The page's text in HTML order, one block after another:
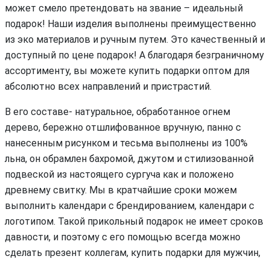
может смело претендовать на звание – идеальный
подарок! Наши изделия выполнены преимущественно
из эко материалов и ручным путем. Это качественный и
доступный по цене подарок! А благодаря безграничному
ассортименту, вы можете купить подарки оптом для
абсолютно всех направлений и пристрастий.
В его составе- натуральное, обработанное огнем
дерево, бережно отшлифованное вручную, панно с
нанесенным рисунком и тесьма выполнены из 100%
льна, он обрамлен бахромой, джутом и стилизованной
подвеской из настоящего сургуча как и положено
древнему свитку. Мы в кратчайшие сроки можем
выполнить календари с брендированием, календари с
логотипом. Такой прикольный подарок не имеет сроков
давности, и поэтому с его помощью всегда можно
сделать презент коллегам, купить подарки для мужчин,